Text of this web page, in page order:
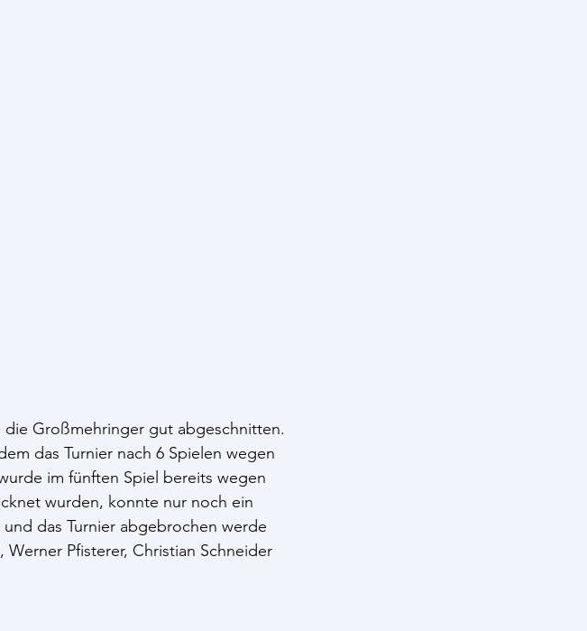
das Turnier nach 6 Spielen wegen
im fünften Spiel bereits wegen
wurden, konnte nur noch ein
das Turnier abgebrochen werde
Pfisterer, Christian Schneider